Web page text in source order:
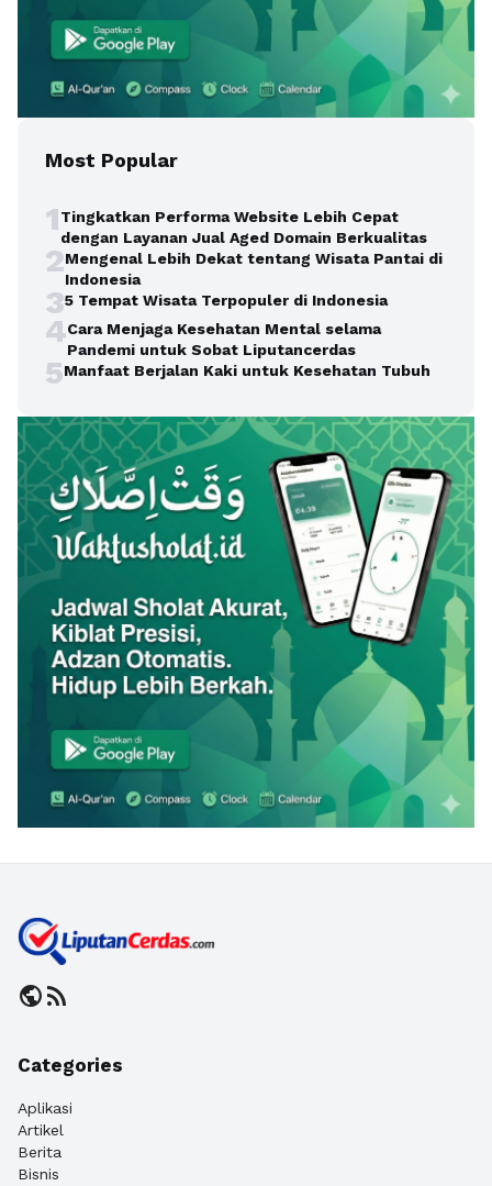
Most Popular
1Tingkatkan Performa Website Lebih Cepat
dengan Layanan Jual Aged Domain Berkualitas
2Mengenal Lebih Dekat tentang Wisata Pantai di
Indonesia
35 Tempat Wisata Terpopuler di Indonesia
4Cara Menjaga Kesehatan Mental selama
Pandemi untuk Sobat Liputancerdas
5Manfaat Berjalan Kaki untuk Kesehatan Tubuh
publicrss_feed
Categories
Aplikasi
Artikel
Berita
Bisnis